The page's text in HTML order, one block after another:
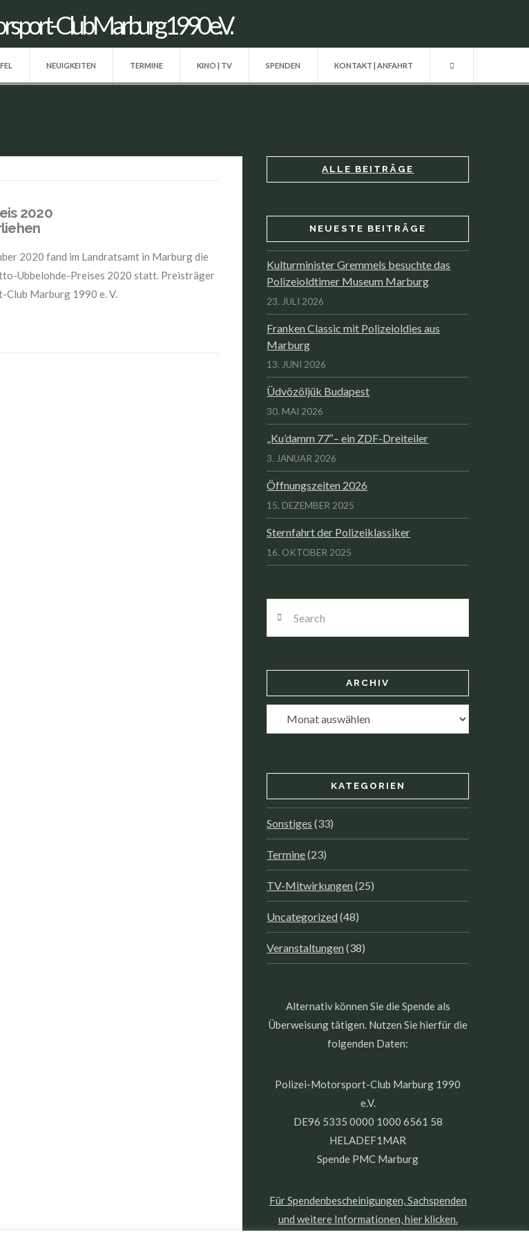
NEUIGKEITEN TERMINE KINO | TV SPENDEN KONTAKT | ANFAHRT
2020
2020 fand im Landratsamt in Marburg die
Ubbelohde-Preises 2020 statt. Preisträger
Marburg 1990 e. V.
ALLE BEITRÄGE
NEUESTE BEITRÄGE
Kulturminister Gremmels besuchte das
Polizeioldtimer Museum Marburg
23. JULI 2026
Franken Classic mit Polizeioldies aus
Marburg
13. JUNI 2026
Üdvözöljük Budapest
30. MAI 2026
„Ku’damm 77″– ein ZDF-Dreiteiler
3. JANUAR 2026
Öffnungszeiten 2026
15. DEZEMBER 2025
Sternfahrt der Polizeiklassiker
16. OKTOBER 2025
ARCHIV
Archiv
KATEGORIEN
Sonstiges (33)
Termine(23)
TV-Mitwirkungen(25)
Uncategorized(48)
Veranstaltungen(38)
Alternativ können Sie die Spende als
Überweisung tätigen. Nutzen Sie hierfür die
folgenden Daten:
Polizei-Motorsport-Club Marburg 1990
e.V.
DE96 5335 0000 1000 6561 58
HELADEF1MAR
Spende PMC Marburg
Für Spendenbescheinigungen, Sachspenden
und weitere Informationen, hier klicken.